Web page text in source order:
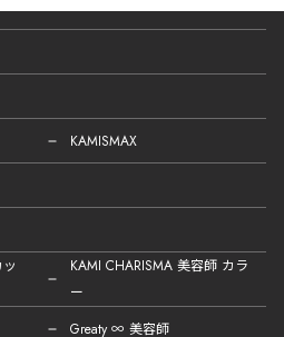
KAMISMAX
KAMI CHARISMA 美容師 カラ
ー
Greaty ∞ 美容師